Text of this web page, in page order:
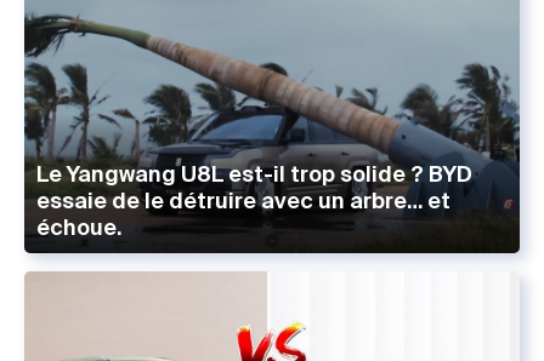
Le Yangwang U8L est-il trop solide ? BYD
essaie de le détruire avec un arbre… et
échoue.